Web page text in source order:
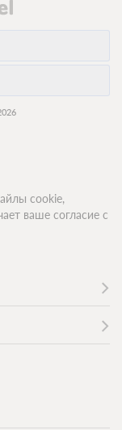
cookie,
ваше согласие с